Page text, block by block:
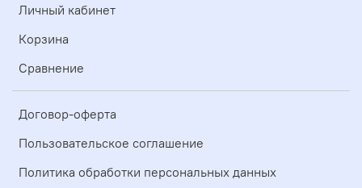
Личный кабинет
Корзина
Сравнение
Договор-оферта
Пользовательское соглашение
Политика обработки персональных данных